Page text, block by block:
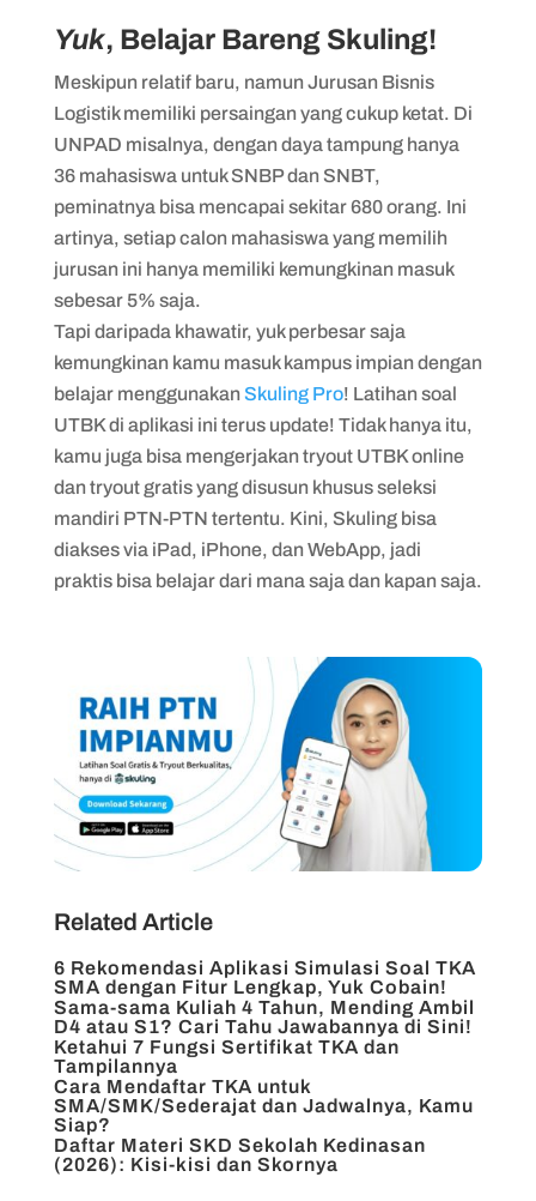
Yuk, Belajar Bareng Skuling!
Meskipun relatif baru, namun Jurusan Bisnis
Logistik memiliki persaingan yang cukup ketat. Di
UNPAD misalnya, dengan daya tampung hanya
36 mahasiswa untuk SNBP dan SNBT,
peminatnya bisa mencapai sekitar 680 orang. Ini
artinya, setiap calon mahasiswa yang memilih
jurusan ini hanya memiliki kemungkinan masuk
sebesar 5% saja.
Tapi daripada khawatir, yuk perbesar saja
kemungkinan kamu masuk kampus impian dengan
belajar menggunakanSkuling Pro! Latihan soal
UTBK di aplikasi ini terus update! Tidak hanya itu,
kamu juga bisa mengerjakan tryout UTBK online
dan tryout gratis yang disusun khusus seleksi
mandiri PTN-PTN tertentu. Kini, Skuling bisa
diakses via iPad, iPhone, dan WebApp, jadi
praktis bisa belajar dari mana saja dan kapan saja.
Related Article
6 Rekomendasi Aplikasi Simulasi Soal TKA
SMA dengan Fitur Lengkap, Yuk Cobain!
Sama-sama Kuliah 4 Tahun, Mending Ambil
D4 atau S1? Cari Tahu Jawabannya di Sini!
Ketahui 7 Fungsi Sertifikat TKA dan
Tampilannya
Cara Mendaftar TKA untuk
SMA/SMK/Sederajat dan Jadwalnya, Kamu
Siap?
Daftar Materi SKD Sekolah Kedinasan
(2026): Kisi-kisi dan Skornya